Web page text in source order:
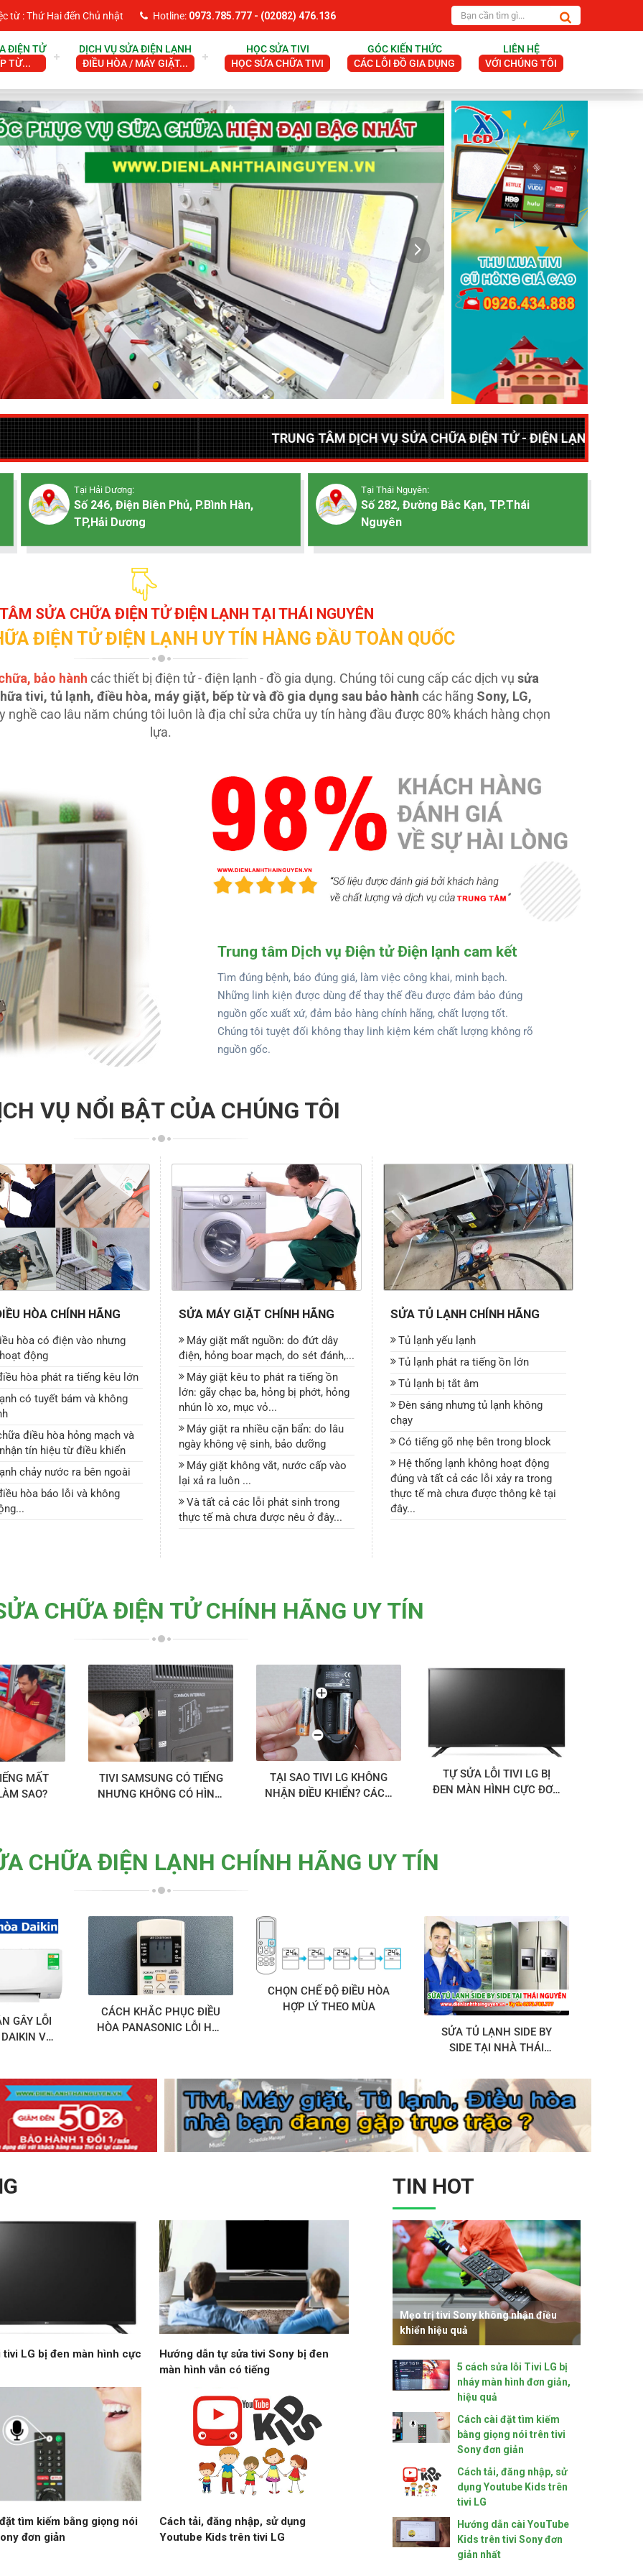
từ : Thứ Hai đến Chủ nhật Hotline: 0973.785.777 - (02082) 476.136
ĐIỆN TỬ
TỪ...
DỊCH VỤ SỬA ĐIỆN LẠNH
ĐIỀU HÒA / MÁY GIẶT...
HỌC SỬA TIVI
HỌC SỬA CHỮA TIVI
GÓC KIẾN THỨC
CÁC LỖI ĐỒ GIA DỤNG
LIÊN HỆ
VỚI CHÚNG TÔI
TRUNG TÂM DỊCH VỤ SỬA CHỮA ĐIỆN TỬ - ĐIỆN LẠNH CHUYÊN SỬA CHỮA
Tại Hải Dương:
Số 246, Điện Biên Phủ, P.Bình Hàn,
TP,Hải Dương
Tại Thái Nguyên:
Số 282, Đường Bắc Kạn, TP.Thái
Nguyên
SỬA CHỮA ĐIỆN TỬ ĐIỆN LẠNH TẠI THÁI NGUYÊN
ĐIỆN TỬ ĐIỆN LẠNH UY TÍN HÀNG ĐẦU TOÀN QUỐC
bảo hành các thiết bị điện tử - điện lạnh - đồ gia dụng. Chúng tôi cung cấp các dịch vụ sửa
tivi, tủ lạnh, điều hòa, máy giặt, bếp từ và đồ gia dụng sau bảo hành các hãng Sony, LG,
cao lâu năm chúng tôi luôn là địa chỉ sửa chữa uy tín hàng đầu được 80% khách hàng chọn
lựa.
Trung tâm Dịch vụ Điện tử Điện lạnh cam kết
Tìm đúng bệnh, báo đúng giá, làm việc công khai, minh bạch.
Những linh kiện được dùng để thay thế đều được đảm bảo đúng
nguồn gốc xuất xứ, đảm bảo hàng chính hãng, chất lượng tốt.
Chúng tôi tuyệt đối không thay linh kiệm kém chất lượng không rõ
nguồn gốc.
VỤ NỔI BẬT CỦA CHÚNG TÔI
HÒA CHÍNH HÃNG
hòa có điện vào nhưng
động
hòa phát ra tiếng kêu lớn
có tuyết bám và không
điều hòa hỏng mạch và
tín hiệu từ điều khiển
chảy nước ra bên ngoài
hòa báo lỗi và không
SỬA MÁY GIẶT CHÍNH HÃNG
Máy giặt mất nguồn: do đứt dây
điện, hỏng boar mạch, do sét đánh,...
Máy giặt kêu to phát ra tiếng ồn
lớn: gãy chạc ba, hỏng bị phớt, hỏng
nhún lò xo, mục vỏ...
Máy giặt ra nhiều cặn bẩn: do lâu
ngày không vệ sinh, bảo dưỡng
Máy giặt không vắt, nước cấp vào
lại xả ra luôn ...
Và tất cả các lỗi phát sinh trong
thực tế mà chưa được nêu ở đây...
SỬA TỦ LẠNH CHÍNH HÃNG
Tủ lạnh yếu lạnh
Tủ lạnh phát ra tiếng ồn lớn
Tủ lạnh bị tắt âm
Đèn sáng nhưng tủ lạnh không
chạy
Có tiếng gõ nhẹ bên trong block
Hệ thống lạnh không hoạt động
đúng và tất cả các lỗi xảy ra trong
thực tế mà chưa được thông kê tại
đây...
CHỮA ĐIỆN TỬ CHÍNH HÃNG UY TÍN
MẤT
SAO?
TIVI SAMSUNG CÓ TIẾNG
NHƯNG KHÔNG CÓ HÌNH,
TẠI SAO TIVI LG KHÔNG
NHẬN ĐIỀU KHIỂN? CÁCH
TỰ SỬA LỖI TIVI LG BỊ
ĐEN MÀN HÌNH CỰC ĐƠN
CHỮA ĐIỆN LẠNH CHÍNH HÃNG UY TÍN
GÂY LỖI
VÀ
CÁCH KHẮC PHỤC ĐIỀU
HÒA PANASONIC LỖI H11
CHỌN CHẾ ĐỘ ĐIỀU HÒA
HỢP LÝ THEO MÙA
SỬA TỦ LẠNH SIDE BY
SIDE TẠI NHÀ THÁI
0973.785.777
tivi LG bị đen màn hình cực
Hướng dẫn tự sửa tivi Sony bị đen
màn hình vẫn có tiếng
tìm kiếm bằng giọng nói
đơn giản
Cách tải, đăng nhập, sử dụng
Youtube Kids trên tivi LG
TIN HOT
Mẹo trị tivi Sony không nhận điều
khiển hiệu quả
5 cách sửa lỗi Tivi LG bị
nháy màn hình đơn giản,
hiệu quả
Cách cài đặt tìm kiếm
bằng giọng nói trên tivi
Sony đơn giản
Cách tải, đăng nhập, sử
dụng Youtube Kids trên
tivi LG
Hướng dẫn cài YouTube
Kids trên tivi Sony đơn
giản nhất